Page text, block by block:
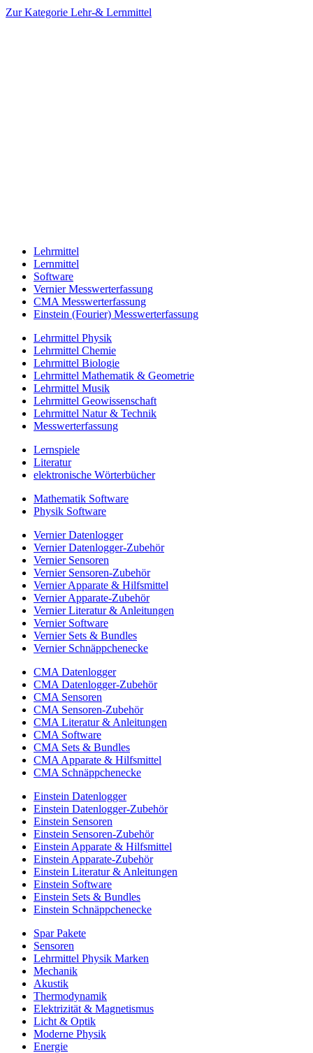
Zur Kategorie Lehr-& Lernmittel
Lehrmittel
Lernmittel
Software
Vernier Messwerterfassung
CMA Messwerterfassung
Einstein (Fourier) Messwerterfassung
Lehrmittel Physik
Lehrmittel Chemie
Lehrmittel Biologie
Lehrmittel Mathematik & Geometrie
Lehrmittel Musik
Lehrmittel Geowissenschaft
Lehrmittel Natur & Technik
Messwerterfassung
Lernspiele
Literatur
elektronische Wörterbücher
Mathematik Software
Physik Software
Vernier Datenlogger
Vernier Datenlogger-Zubehör
Vernier Sensoren
Vernier Sensoren-Zubehör
Vernier Apparate & Hilfsmittel
Vernier Apparate-Zubehör
Vernier Literatur & Anleitungen
Vernier Software
Vernier Sets & Bundles
Vernier Schnäppchenecke
CMA Datenlogger
CMA Datenlogger-Zubehör
CMA Sensoren
CMA Sensoren-Zubehör
CMA Literatur & Anleitungen
CMA Software
CMA Sets & Bundles
CMA Apparate & Hilfsmittel
CMA Schnäppchenecke
Einstein Datenlogger
Einstein Datenlogger-Zubehör
Einstein Sensoren
Einstein Sensoren-Zubehör
Einstein Apparate & Hilfsmittel
Einstein Apparate-Zubehör
Einstein Literatur & Anleitungen
Einstein Software
Einstein Sets & Bundles
Einstein Schnäppchenecke
Spar Pakete
Sensoren
Lehrmittel Physik Marken
Mechanik
Akustik
Thermodynamik
Elektrizität & Magnetismus
Licht & Optik
Moderne Physik
Energie